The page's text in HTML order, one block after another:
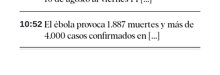
10:52 El ébola provoca 1.887 muertes y más de
4.000 casos confirmados en [...]